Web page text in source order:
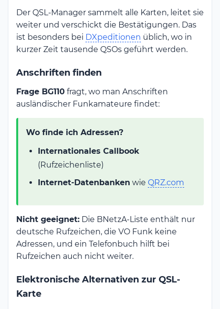
Der QSL-Manager sammelt alle Karten, leitet sie
weiter und verschickt die Bestätigungen. Das
ist besonders bei DXpeditionen üblich, wo in
kurzer Zeit tausende QSOs geführt werden.
Anschriften finden
Frage BG110 fragt, wo man Anschriften
ausländischer Funkamateure findet:
Wo finde ich Adressen?
Internationales Callbook
(Rufzeichenliste)
Internet-Datenbanken wie QRZ.com
Nicht geeignet: Die BNetzA-Liste enthält nur
deutsche Rufzeichen, die VO Funk keine
Adressen, und ein Telefonbuch hilft bei
Rufzeichen auch nicht weiter.
Elektronische Alternativen zur QSL-
Karte